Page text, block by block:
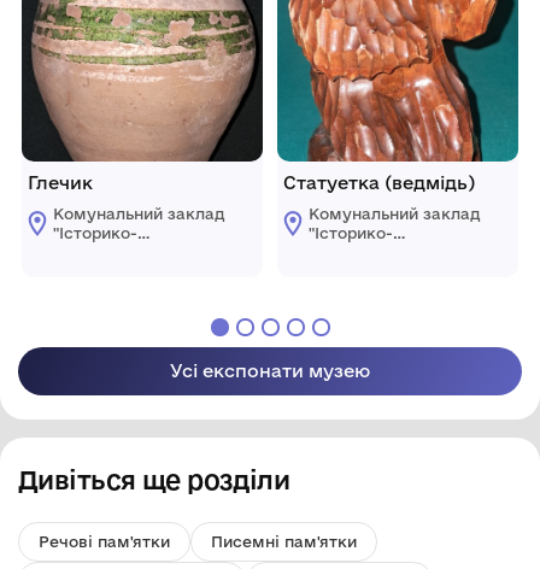
Глечик
Комунальний заклад
"Історико-
Статуетка (ведмідь)
Комунальний заклад
"Історико-
Усі експонати музею
Дивіться ще розділи
Речові пам'ятки Писемні пам'ятки